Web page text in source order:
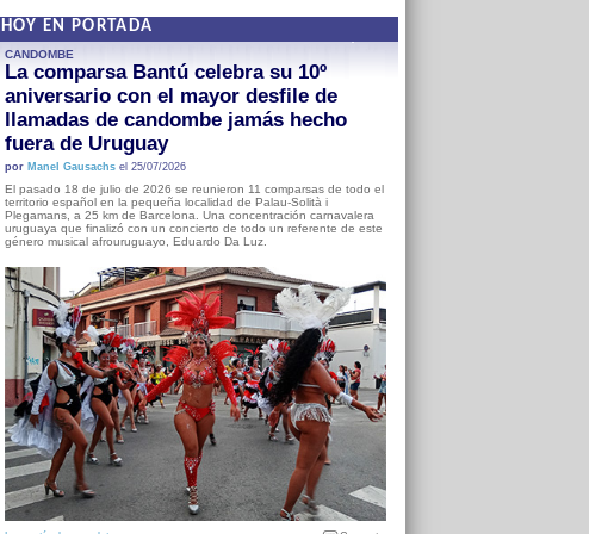
HOY EN PORTADA
CANDOMBE
La comparsa Bantú celebra su 10º
aniversario con el mayor desfile de
llamadas de candombe jamás hecho
fuera de Uruguay
por Manel Gausachsel 25/07/2026
El pasado 18 de julio de 2026 se reunieron 11 comparsas de todo el
territorio español en la pequeña localidad de Palau-Solità i
Plegamans, a 25 km de Barcelona. Una concentración carnavalera
uruguaya que finalizó con un concierto de todo un referente de este
género musical afrouruguayo, Eduardo Da Luz.